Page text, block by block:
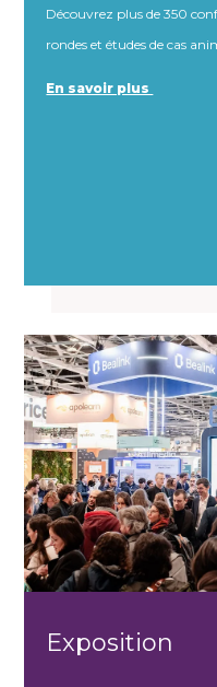
Découvrez plus de 350
rondes et études de cas
En savoir plus
Exposition